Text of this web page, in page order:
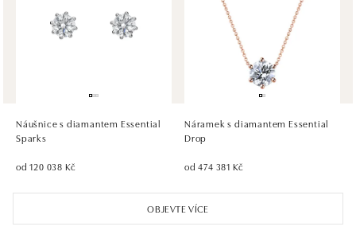
tel.: +421 917 090 372
dnes otevřeno do 21:00
Pribinova 8, 811 09 Bratislava
dnes otevřeno do 21:00
OBJEVTE VÍCE
Náušnice s diamantem Essential
Sparks
od 120 038 Kč
Náramek s diamantem Essential
Drop
od 474 381 Kč